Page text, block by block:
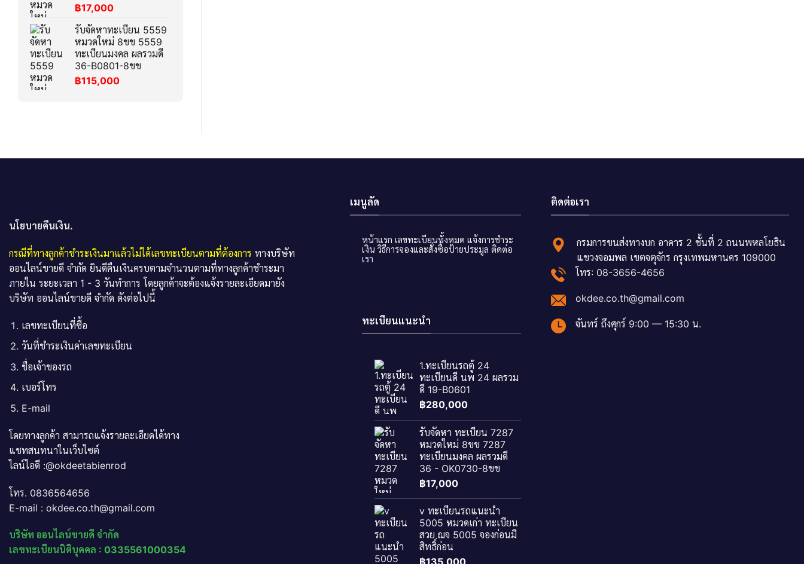
฿17,000
รับจัดหาทะเบียน 5559
หมวดใหม่ 8ขข 5559
ทะเบียนมงคล ผลรวมดี
36-B0801-8ขข
฿115,000
นโยบายคืนเงิน.
กรณีที่ทางลูกค้าชำระเงินมาแล้วไม่ได้เลขทะเบียนตามที่ต้องการ ทางบริษัท
ออนไลน์ขายดี จำกัด ยินดีคืนเงินครบตามจำนวนตามที่ทางลูกค้าชำระมา
ภายใน ระยะเวลา 1 - 3 วันทำการ โดยลูกค้าจะต้องแจ้งรายละเอียดมายัง
บริษัท ออนไลน์ขายดี จำกัด ดังต่อไปนี้
เลขทะเบียนที่ซื้อ
วันที่ชำระเงินค่าเลขทะเบียน
ชื่อเจ้าของรถ
เบอร์โทร
E-mail
โดยทางลูกค้า สามารถแจ้งรายละเอียดได้ทาง
แชทสนทนาในเว็บไซต์
ไลน์ไอดี :@okdeetabienrod
โทร. 0836564656
E-mail : okdee.co.th@gmail.com
บริษัท ออนไลน์ขายดี จำกัด
เลขทะเบียนนิติบุคคล : 0335561000354
เมนูลัด
หน้าแรก เลขทะเบียนทั้งหมด แจ้งการชำระ
เงิน วิธีการจองและสั่งซื้อป้ายประมูล ติดต่อ
เรา
ทะเบียนแนะนำ
1.ทะเบียนรถตู้ 24
ทะเบียนดี นพ 24 ผลรวม
ดี 19-B0601
฿280,000
รับจัดหา ทะเบียน 7287
หมวดใหม่ 8ขข 7287
ทะเบียนมงคล ผลรวมดี
36 - OK0730-8ขข
฿17,000
v ทะเบียนรถแนะนำ
5005 หมวดเก่า ทะเบียน
สวย ฌจ 5005 จองก่อนมี
สิทธิ์ก่อน
ติดต่อเรา
กรมการขนส่งทางบก อาคาร 2 ชั้นที่ 2 ถนนพหลโยธิน
แขวงจอมพล เขตจตุจักร กรุงเทพมหานคร 109000
โทร: 08-3656-4656
okdee.co.th@gmail.com
จันทร์ ถึงศุกร์ 9:00 — 15:30 น.